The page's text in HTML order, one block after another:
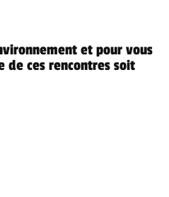
et pour vous
de ces rencontres soit